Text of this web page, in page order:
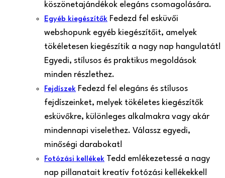
köszönetajándékok elegáns csomagolására.
Egyéb kiegészítők Fedezd fel esküvői
webshopunk egyéb kiegészítőit, amelyek
tökéletesen kiegészítik a nagy nap hangulatát!
Egyedi, stílusos és praktikus megoldások
minden részlethez.
Fejdíszek Fedezd fel elegáns és stílusos
fejdíszeinket, melyek tökéletes kiegészítők
esküvőkre, különleges alkalmakra vagy akár
mindennapi viselethez. Válassz egyedi,
minőségi darabokat!
Fotózási kellékek Tedd emlékezetessé a nagy
nap pillanatait kreatív fotózási kellékekkel!